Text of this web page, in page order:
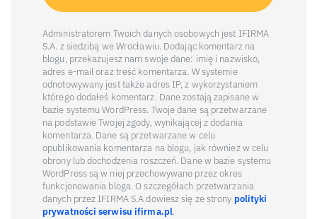
Administratorem Twoich danych osobowych jest IFIRMA
S.A. z siedzibą we Wrocławiu. Dodając komentarz na
blogu, przekazujesz nam swoje dane: imię i nazwisko,
adres e-mail oraz treść komentarza. W systemie
odnotowywany jest także adres IP, z wykorzystaniem
którego dodałeś komentarz. Dane zostają zapisane w
bazie systemu WordPress. Twoje dane są przetwarzane
na podstawie Twojej zgody, wynikającej z dodania
komentarza. Dane są przetwarzane w celu
opublikowania komentarza na blogu, jak również w celu
obrony lub dochodzenia roszczeń. Dane w bazie systemu
WordPress są w niej przechowywane przez okres
funkcjonowania bloga. O szczegółach przetwarzania
danych przez IFIRMA S.A dowiesz się ze strony polityki
prywatności serwisu ifirma.pl.